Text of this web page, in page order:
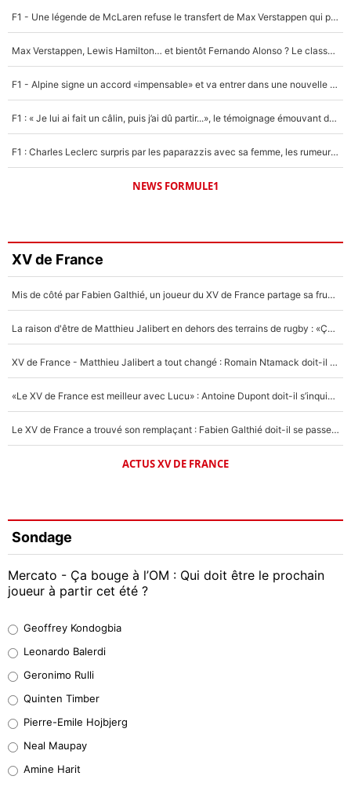
F1 - Une légende de McLaren refuse le transfert de Max Verstappen qui pourrait «faire des vagues» et plomber l'ambiance dans l'équipe
Max Verstappen, Lewis Hamilton… et bientôt Fernando Alonso ? Le classement des pilotes les mieux payés en Formule 1 risque de changer !
F1 - Alpine signe un accord «impensable» et va entrer dans une nouvelle dimension : Grande nouvelle pour Pierre Gasly !
F1 : « Je lui ai fait un câlin, puis j’ai dû partir...», le témoignage émouvant de Max Verstappen sur sa fille
F1 : Charles Leclerc surpris par les paparazzis avec sa femme, les rumeurs étaient vraies !
NEWS FORMULE1
XV de France
Mis de côté par Fabien Galthié, un joueur du XV de France partage sa frustration : «ils ne me l’ont pas dit tout de suite»
La raison d'être de Matthieu Jalibert en dehors des terrains de rugby : «Ça m'atteint autant que si tu touches à un membre de ma famille»
XV de France - Matthieu Jalibert a tout changé : Romain Ntamack doit-il s’inquiéter pour sa place à un an de la Coupe du monde ?
«Le XV de France est meilleur avec Lucu» : Antoine Dupont doit-il s’inquiéter pour sa place ?
Le XV de France a trouvé son remplaçant : Fabien Galthié doit-il se passer d'Antoine Dupont ?
ACTUS XV DE FRANCE
Sondage
Mercato - Ça bouge à l’OM : Qui doit être le prochain
joueur à partir cet été ?
38%
32%
5%
1%
Geoffrey Kondogbia
Leonardo Balerdi
Geronimo Rulli
Quinten Timber
Pierre-Emile Hojbjerg
Neal Maupay
Amine Harit